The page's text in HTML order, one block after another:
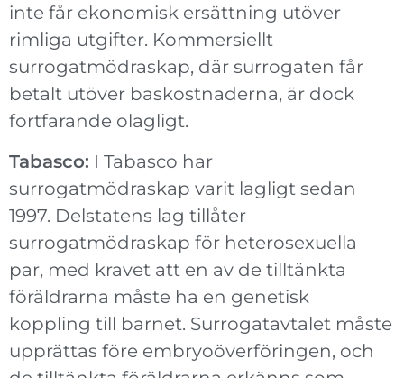
inte får ekonomisk ersättning utöver
rimliga utgifter. Kommersiellt
surrogatmödraskap, där surrogaten får
betalt utöver baskostnaderna, är dock
fortfarande olagligt.
Tabasco: I Tabasco har
surrogatmödraskap varit lagligt sedan
1997. Delstatens lag tillåter
surrogatmödraskap för heterosexuella
par, med kravet att en av de tilltänkta
föräldrarna måste ha en genetisk
koppling till barnet. Surrogatavtalet måste
upprättas före embryoöverföringen, och